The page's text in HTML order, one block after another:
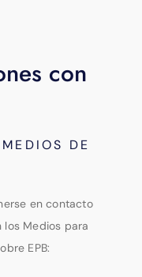
con
DE
en contacto
los Medios para
EPB: